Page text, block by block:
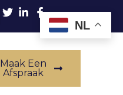
Maak Een
Afspraak
NL